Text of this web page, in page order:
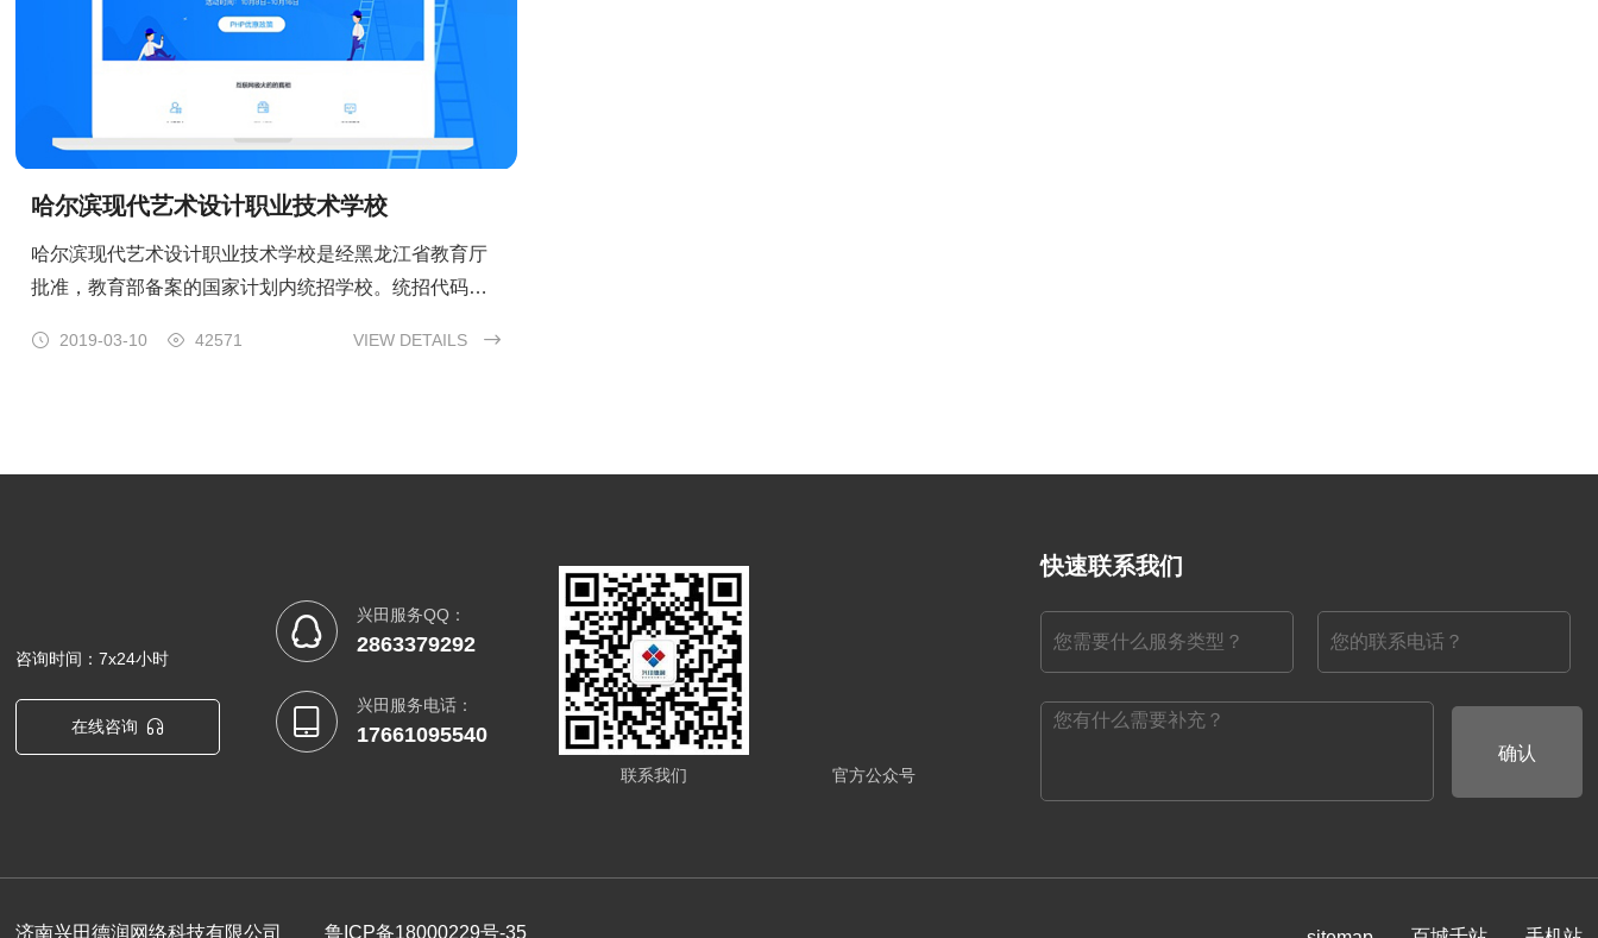
哈尔滨现代艺术设计职业技术学校
哈尔滨现代艺术设计职业技术学校是经黑龙江省教育厅
批准，教育部备案的国家计划内统招学校。统招代码：
训指导下，秉承“理论为精，实践为重，技能为先，人格
 2019-03-10  42571 VIEW DETAILS 
咨询时间：7x24小时
在线咨询 
 兴田服务QQ：
2863379292
 兴田服务电话：
17661095540
联系我们 官方公众号
快速联系我们
确认
济南兴田德润网络科技有限公司 鲁ICP备18000229号-35